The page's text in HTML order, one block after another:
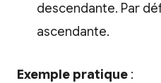
descendante. Par
ascendante.
Exemple pratique :